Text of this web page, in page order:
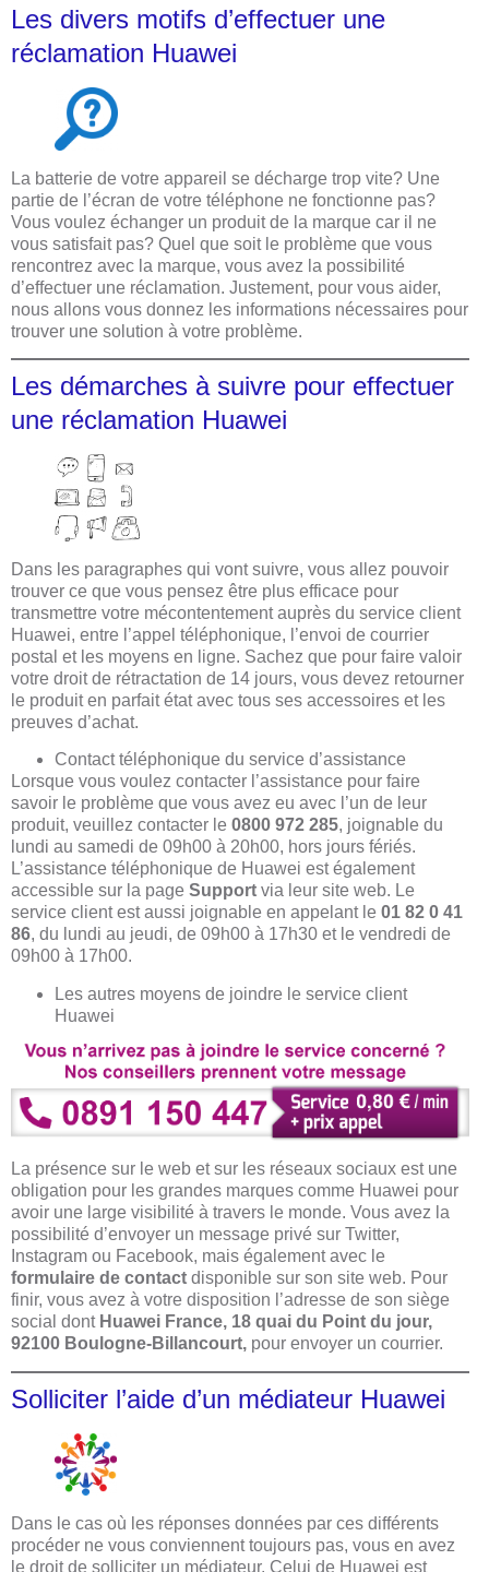
Les divers motifs d’effectuer une
réclamation Huawei
La batterie de votre appareil se décharge trop vite? Une
partie de l’écran de votre téléphone ne fonctionne pas?
Vous voulez échanger un produit de la marque car il ne
vous satisfait pas? Quel que soit le problème que vous
rencontrez avec la marque, vous avez la possibilité
d’effectuer une réclamation. Justement, pour vous aider,
nous allons vous donnez les informations nécessaires pour
trouver une solution à votre problème.
Les démarches à suivre pour effectuer
une réclamation Huawei
Dans les paragraphes qui vont suivre, vous allez pouvoir
trouver ce que vous pensez être plus efficace pour
transmettre votre mécontentement auprès du service client
Huawei, entre l’appel téléphonique, l’envoi de courrier
postal et les moyens en ligne. Sachez que pour faire valoir
votre droit de rétractation de 14 jours, vous devez retourner
le produit en parfait état avec tous ses accessoires et les
preuves d’achat.
Contact téléphonique du service d’assistance
Lorsque vous voulez contacter l’assistance pour faire
savoir le problème que vous avez eu avec l’un de leur
produit, veuillez contacter le 0800 972 285, joignable du
lundi au samedi de 09h00 à 20h00, hors jours fériés.
L’assistance téléphonique de Huawei est également
accessible sur la page Support via leur site web. Le
service client est aussi joignable en appelant le 01 82 0 41
86, du lundi au jeudi, de 09h00 à 17h30 et le vendredi de
09h00 à 17h00.
Les autres moyens de joindre le service client
Huawei
La présence sur le web et sur les réseaux sociaux est une
obligation pour les grandes marques comme Huawei pour
avoir une large visibilité à travers le monde. Vous avez la
possibilité d’envoyer un message privé sur Twitter,
Instagram ou Facebook, mais également avec le
formulaire de contact disponible sur son site web. Pour
finir, vous avez à votre disposition l’adresse de son siège
social dont Huawei France, 18 quai du Point du jour,
92100 Boulogne-Billancourt, pour envoyer un courrier.
Solliciter l’aide d’un médiateur Huawei
Dans le cas où les réponses données par ces différents
procéder ne vous conviennent toujours pas, vous en avez
le droit de solliciter un médiateur. Celui de Huawei est